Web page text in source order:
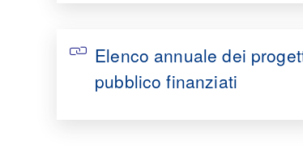
Elenco annuale dei
pubblico finanziati